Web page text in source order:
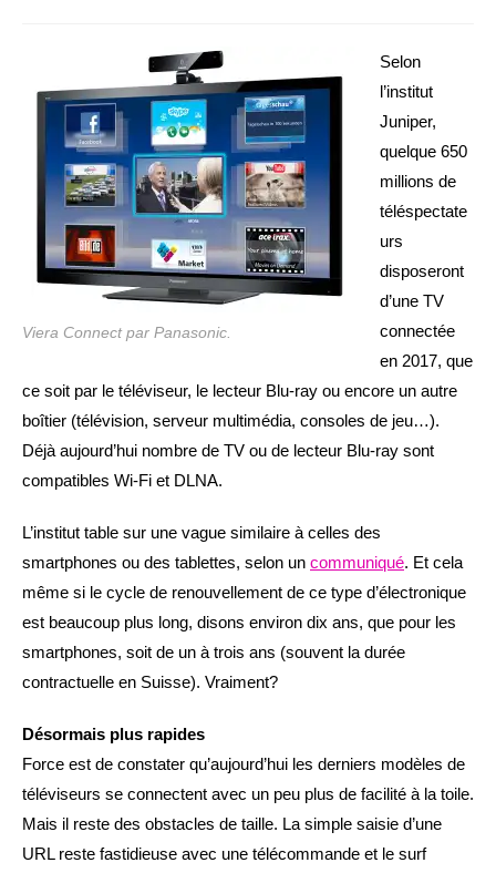
Viera Connect par Panasonic.
Selon
l’institut
Juniper,
quelque 650
millions de
téléspectate
urs
disposeront
d’une TV
connectée
en 2017, que
ce soit par le téléviseur, le lecteur Blu-ray ou encore un autre
boîtier (télévision, serveur multimédia, consoles de jeu…).
Déjà aujourd’hui nombre de TV ou de lecteur Blu-ray sont
compatibles Wi-Fi et DLNA.
L’institut table sur une vague similaire à celles des
smartphones ou des tablettes, selon un communiqué. Et cela
même si le cycle de renouvellement de ce type d’électronique
est beaucoup plus long, disons environ dix ans, que pour les
smartphones, soit de un à trois ans (souvent la durée
contractuelle en Suisse). Vraiment?
Désormais plus rapides
Force est de constater qu’aujourd’hui les derniers modèles de
téléviseurs se connectent avec un peu plus de facilité à la toile.
Mais il reste des obstacles de taille. La simple saisie d’une
URL reste fastidieuse avec une télécommande et le surf